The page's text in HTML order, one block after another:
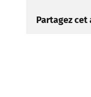
Partagez cet